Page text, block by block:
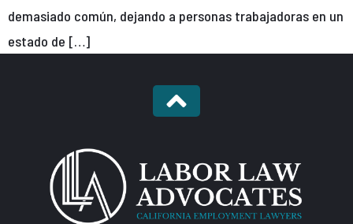
demasiado común, dejando a personas trabajadoras en un
estado de […]